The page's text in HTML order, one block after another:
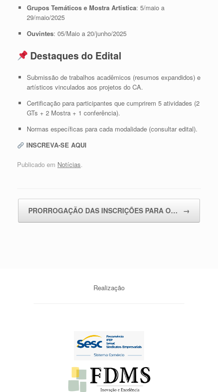
Grupos Temáticos e Mostra Artística: 5/maio a
29/maio/2025
Ouvintes: 05/Maio a 20/junho/2025
Destaques do Edital
Submissão de trabalhos acadêmicos (resumos expandidos) e
artísticos vinculados aos projetos do CA.
Certificação para participantes que cumprirem 5 atividades (2
GTs + 2 Mostra + 1 conferência).
Normas específicas para cada modalidade (consultar edital).
INSCREVA-SE AQUI
Publicado em Notícias.
PRORROGAÇÃO DAS INSCRIÇÕES PARA O… →
Realização